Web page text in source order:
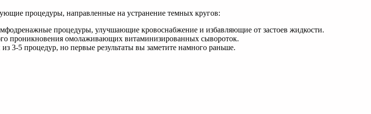
процедуры, направленные на устранение темных кругов:
процедуры, улучшающие кровоснабжение и избавляющие от застоев жидкости.
проникновения омолаживающих витаминизированных сывороток.
3-5 процедур, но первые результаты вы заметите намного раньше.